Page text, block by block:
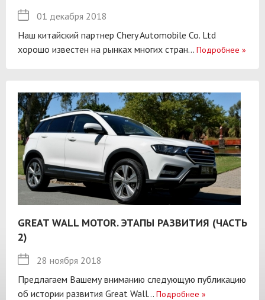
01 декабря 2018
Наш китайский партнер Chery Automobile Co. Ltd
хорошо известен на рынках многих стран... Подробнее »
GREAT WALL MOTOR. ЭТАПЫ РАЗВИТИЯ (ЧАСТЬ
2)
28 ноября 2018
Предлагаем Вашему вниманию следующую публикацию
об истории развития Great Wall... Подробнее »